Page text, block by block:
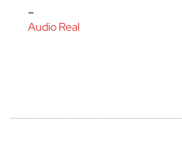
–
Audio Real